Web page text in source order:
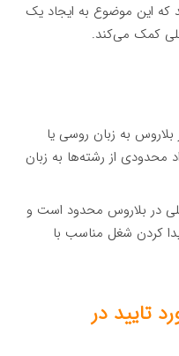
این موضوع به ایجاد یک
کمک می‌کند.
بلاروس به زبان روسی یا
محدودی از رشته‌ها به زبان
در بلاروس محدود است و
کردن شغل مناسب با
تایید در